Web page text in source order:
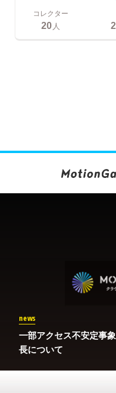
コレクター
20人
news
一部アクセス不安定事
長について